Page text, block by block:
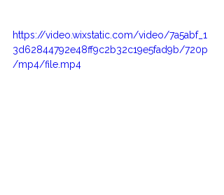
https://video.wixstatic.com/video/7a5abf_1
3d62844792e48ff9c2b32c19e5fad9b/720p
/mp4/file.mp4